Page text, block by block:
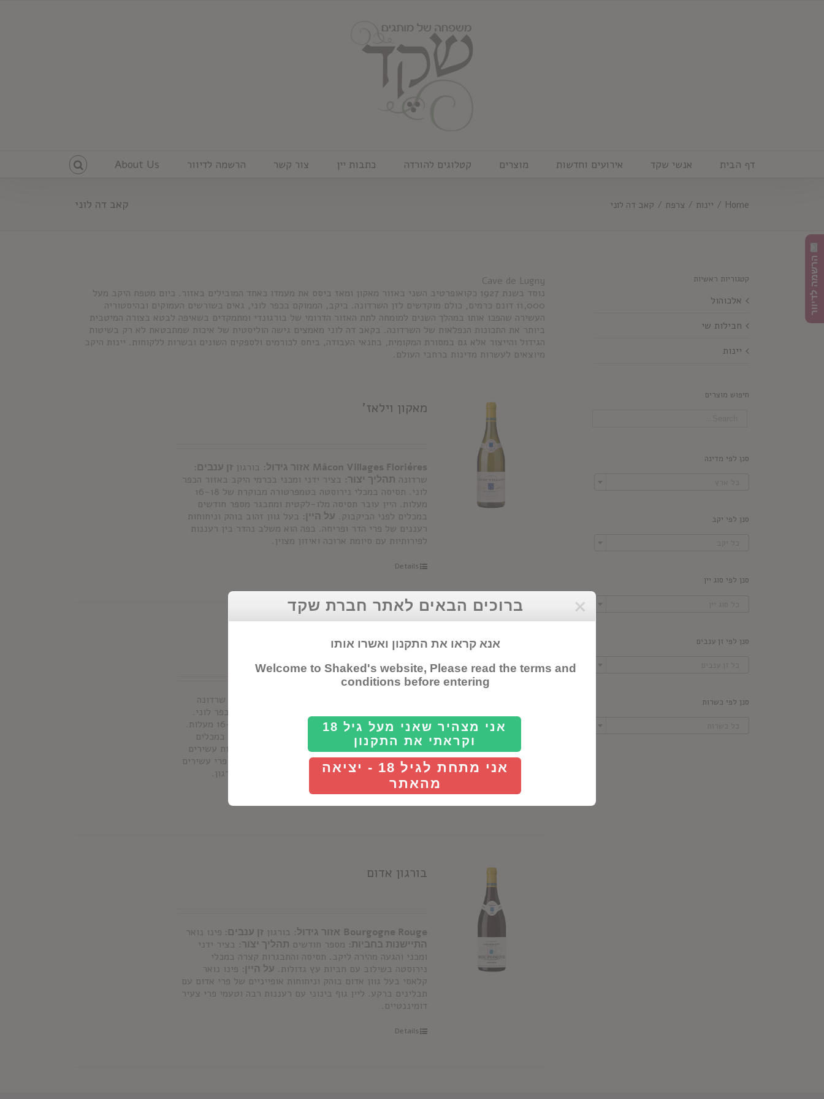
דף הבית אנשי שקד אירועים וחדשות מוצרים קטלוגים להורדה כתבות יין צור קשר הרשמה לדיוור About Us
קאב דה לוני Home
/ יינות / צרפת / קאב דה לוני
Cave de Lugny
נוסד בשנת 1927 כקואופרטיב השני באזור מאקון ומאז ביסס את מעמדו כאחד המובילים באזור. כיום מטפח היקב מעל
11,000 דונם כרמים, כולם מוקדשים לזן השרדונה. ביקב, הממוקם בכפר לוני, גאים בשורשים העמוקים ובהיסטוריה
העשירה שהפכו אותו במהלך השנים למומחה לתת האזור הדרומי של בורגונדי ומתמקדים בשאיפה לבטא בצורה המיטבית
ביותר את התכונות הנפלאות של השרדונה. בקאב דה לוני מאמצים גישה הוליסטית של איכות שמתבטאת לא רק בשיטות
הגידול והייצור אלא גם במסורת המקומית, בתנאי העבודה, ביחס לכורמים ולספקים השונים ובשרות ללקוחות. יינות היקב
מיוצאים לעשרות מדינות ברחבי העולם.
מאקון וילאז'
Mâcon Villages Floriéres אזור גידול: בורגון זן ענבים:
שרדונה תהליך יצור: בציר ידני ומכני בכרמי היקב באזור הכפר
לוני. תסיסה במכלי נירוסטה בטמפרטורה מבוקרת של 16-18
מעלות. היין עובר תסיסה מלו-לקטית ומתבגר מספר חודשים
במכלים לפני הביקבוק. על היין: בעל גוון זהוב בוהק וניחוחות
רעננים של פרי הדר ופריחה. בפה הוא משלב נהדר בין רעננות
לפירותיות עם סיומת ארוכה ואיזון מצוין.
Details
בורגון לבן
שרדונה
בציר ידני ומכני בכרמי היקב באזור הכפר לוני.
תסיסה במכלי נירוסטה בטמפרטורה מבוקרת של 16-18 מעלות.
היין עובר תסיסה מלו-לקטית ומתבגר מספר חודשים במכלים
לפני הביקבוק.על היין:בעל גוון זהוב בוהק וניחוחות עשירים
של פרי הדר, דבש ופריחה. ליין גוף בינוני עם טעמי פרי עשירים
וסיומת ארוכה מתובלנת. שרדונה קלאסי איכותי מבורגון.
בורגון אדום
Bourgogne Rouge אזור גידול: בורגון זן ענבים: פינו נואר
התיישנות בחביות: מספר חודשים תהליך יצור: בציר ידני
ומכני והגעה מהירה ליקב. תסיסה והתבגרות קצרה במכלי
נירוסטה בשילוב עם חביות עץ גדולות. על היין: פינו נואר
קלאסי בעל גוון אדום בוהק וניחוחות אופייניים של פרי אדום עם
תבלינים ברקע. ליין גוף בינוני עם רעננות רבה וטעמי פרי צעיר
דומיננטיים.
Details
קטגוריות ראשיות
אלכוהול
חבילות שי
יינות
חיפוש מוצרים
סנן לפי מדינה
סנן לפי יקב
סנן לפי סוג יין

סנן לפי זן ענבים
סנן לפי כשרות
הרשמה לדיוור
ברוכים הבאים לאתר חברת שקד
אנא קראו את התקנון ואשרו אותו
Welcome to Shaked's website, Please read the terms and
conditions before entering
אני מצהיר שאני מעל גיל 18
וקראתי את התקנון
אני מתחת לגיל 18 - יציאה
מהאתר